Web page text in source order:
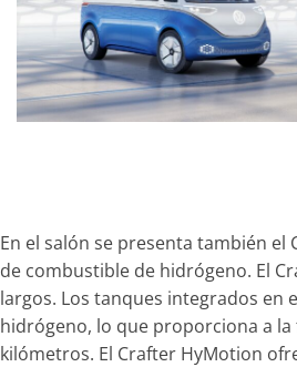
En el salón se presenta también
de combustible de hidrógeno. El
largos. Los tanques integrados en
hidrógeno, lo que proporciona a
kilómetros. El Crafter HyMotion